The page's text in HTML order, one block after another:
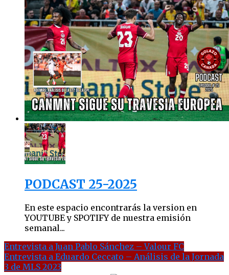
PODCAST 25-2025
En este espacio encontrarás la version en
YOUTUBE y SPOTIFY de nuestra emisión
semanal...
Entrevista a Juan Pablo Sánchez – Valour FC
Entrevista a Eduardo Ceccato – Análisis de la Jornada
3 de MLS 2023